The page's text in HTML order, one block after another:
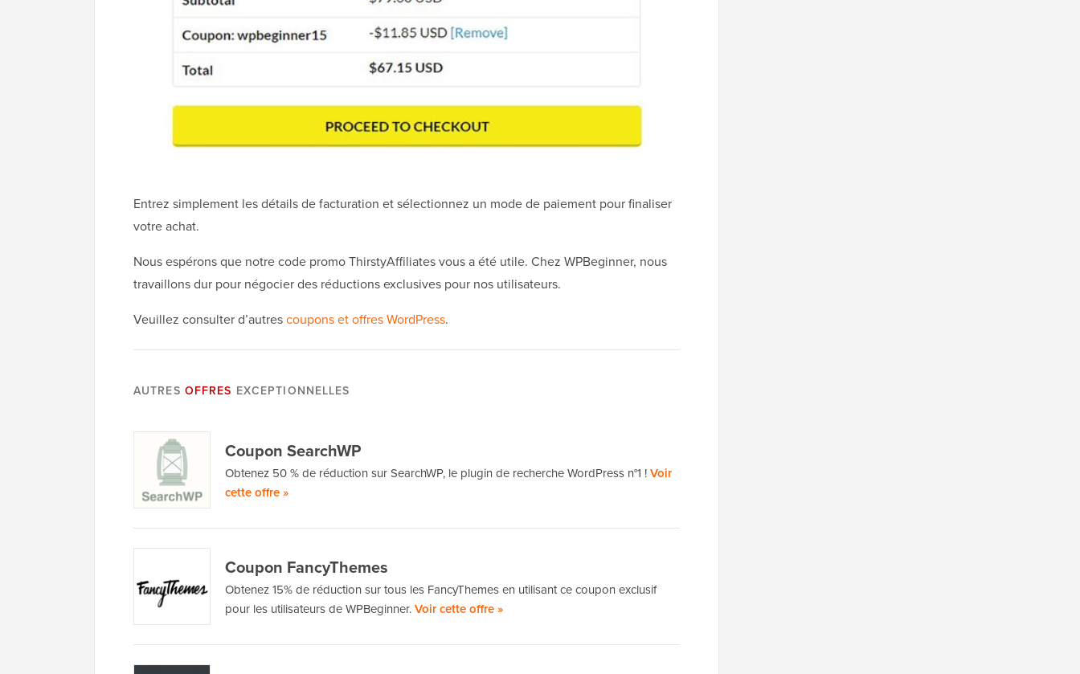
Entrez simplement les détails de facturation et sélectionnez un mode de paiement pour finaliser
votre achat.
Nous espérons que notre code promo ThirstyAffiliates vous a été utile. Chez WPBeginner, nous
travaillons dur pour négocier des réductions exclusives pour nos utilisateurs.
Veuillez consulter d’autrescoupons et offres WordPress.
AUTRES OFFRES EXCEPTIONNELLES
Coupon SearchWP
Obtenez 50 % de réduction sur SearchWP, le plugin de recherche WordPress n°1 !Voir
cette offre »
Coupon FancyThemes
Obtenez 15% de réduction sur tous les FancyThemes en utilisant ce coupon exclusif
pour les utilisateurs de WPBeginner.Voir cette offre »